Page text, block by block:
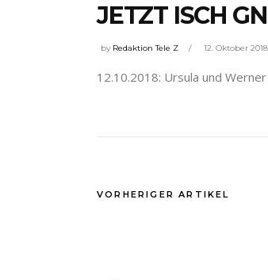
JETZT ISCH
by Redaktion Tele Z 12. Oktober 2018
12.10.2018: Ursula und
VORHERIGER ARTIKEL